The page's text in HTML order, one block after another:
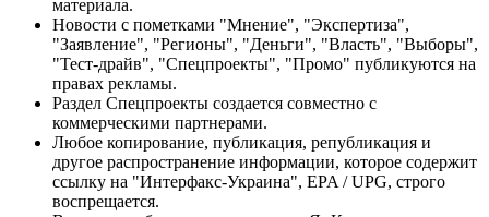
материала.
Новости с пометками "Мнение", "Экспертиза",
"Заявление", "Регионы", "Деньги", "Власть", "Выборы",
"Тест-драйв", "Спецпроекты", "Промо" публикуются на
правах рекламы.
Раздел Спецпроекты создается совместно с
коммерческими партнерами.
Любое копирование, публикация, републикация и
другое распространение информации, которое содержит
ссылку на "Интерфакс-Украина", EPA / UPG, строго
воспрещается.